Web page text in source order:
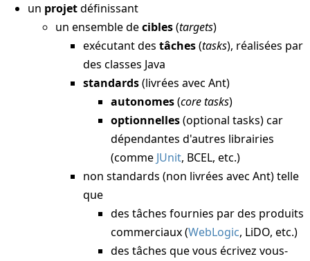
un projetdéfinissant
un ensemble decibles(targets)
exécutant des tâches(tasks), réalisées par
des classes Java
standards(livrées avec Ant)
autonomes(core tasks)
optionnelles(optional tasks) car
dépendantes d'autres librairies
(comme JUnit, BCEL, etc.)
non standards (non livrées avec Ant) telle
que
des tâches fournies par des produits
commerciaux (WebLogic, LiDO, etc.)
des tâches que vous écrivez vous-